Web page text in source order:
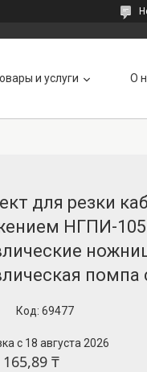
и услуги О
для резки
НГПИ-
помпа
Код: 69477
с 18 августа 2026
165,89 ₸